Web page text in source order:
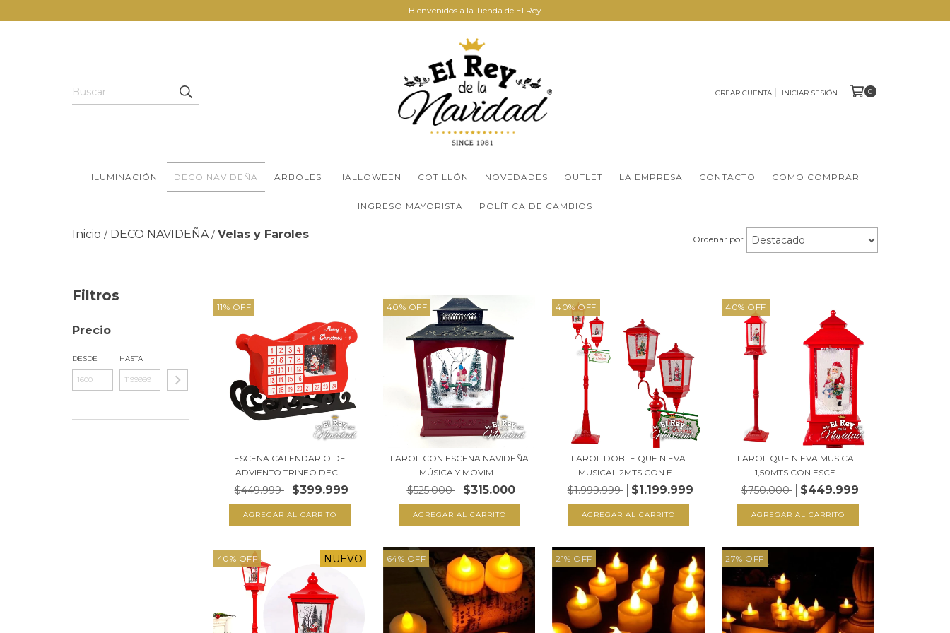
Bienvenidos a la Tienda de El Rey
CREAR CUENTA INICIAR SESIÓN 0
ILUMINACIÓN DECO NAVIDEÑA ARBOLES HALLOWEEN COTILLÓN NOVEDADES OUTLET LA EMPRESA CONTACTO COMO COMPRAR
INGRESO MAYORISTA POLÍTICA DE CAMBIOS
Inicio / DECO NAVIDEÑA / Velas y Faroles Ordenar por
Filtros
Precio
DESDE HASTA
11% OFF
ESCENA CALENDARIO DE
ADVIENTO TRINEO DEC...
$449.999 $399.999
40% OFF
FAROL CON ESCENA NAVIDEÑA
MÚSICA Y MOVIM...
$525.000 $315.000
40%OFF
FAROL DOBLE QUE NIEVA
MUSICAL 2MTS CON E...
$1.999.999 $1.199.999
40% OFF
FAROL QUE NIEVA MUSICAL
1,50MTS CON ESCE...
$750.000 $449.999
40% OFF NUEVO 64% OFF 21% OFF 27% OFF